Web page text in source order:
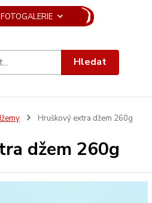
FOTOGALERIE
Hledat
Hruškový extra džem 260g
džem 260g